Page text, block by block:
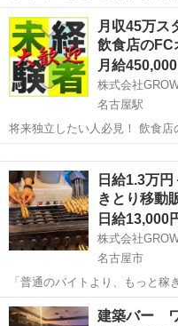
ーズが運営する寿司居酒屋「や
の状態で仕入れることで仕込
後は余計な工程に時間...
愛知 名古屋市 鶴舞駅
月収45万ス
飲食店のFC
月給450,000
株式会社
名古屋駅
将来独立したい人必見！ 飲食
ます！ 学歴・経験不問♪ 未経験
頂いてます♪ 嬉しい最初は日払い週払い
食店経...
日給1.3万
きとり移動
日給13,000
株式会社
名古屋市
「普通のバイトより、もっと
事がいい」 そんな方、かなり注目です。 やきとり移
【具体的には】 ・営業所で材料
愛知 名古屋市
建築バー